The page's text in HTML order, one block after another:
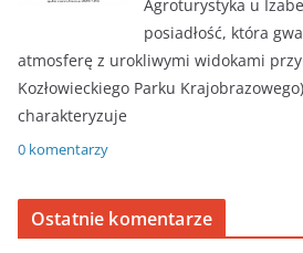
Agroturystyka u
posiadłość, która
atmosferę z urokliwymi widokami
Kozłowieckiego Parku
charakteryzuje
0 komentarzy
Ostatnie komentarze